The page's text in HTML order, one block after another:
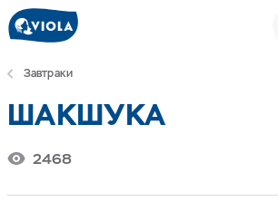
Завтраки
ШАКШУКА
2468